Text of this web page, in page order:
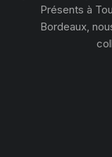
Présents à
Bordeaux,